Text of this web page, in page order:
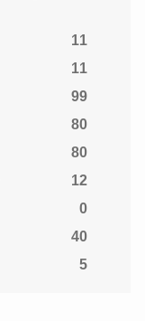
11
11
99
80
80
12
0
40
5